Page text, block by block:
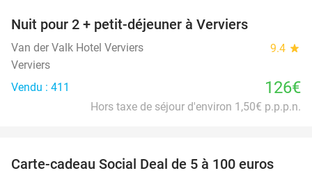
Nuit pour 2 + petit-déjeuner à Verviers
Van der Valk Hotel Verviers 9.4 star
Verviers
Vendu : 411
126€
Hors taxe de séjour d'environ 1,50€ p.p.p.n.
Carte-cadeau Social Deal de 5 à 100 euros